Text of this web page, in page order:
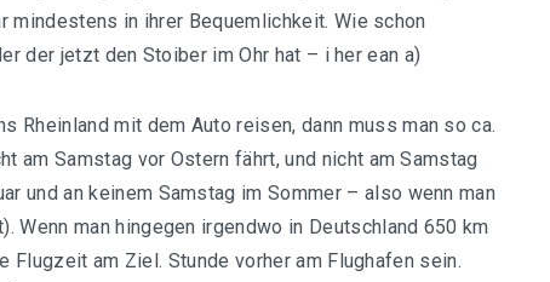
in ihrer Bequemlichkeit. Wie schon
der jetzt den Stoiber im Ohr hat – i her ean a)
Rheinland mit dem Auto reisen, dann muss man so ca.
am Samstag vor Ostern fährt, und nicht am Samstag
und an keinem Samstag im Sommer – also wenn man
Wenn man hingegen irgendwo in Deutschland 650 km
Flugzeit am Ziel. Stunde vorher am Flughafen sein.